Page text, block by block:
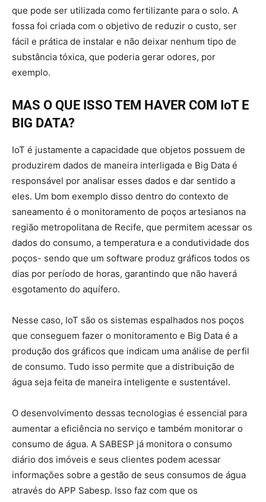
que pode ser utilizada como fertilizante para o solo. A
fossa foi criada com o objetivo de reduzir o custo, ser
fácil e prática de instalar e não deixar nenhum tipo de
substância tóxica, que poderia gerar odores, por
exemplo.
MAS O QUE ISSO TEM HAVER COM IoT E
BIG DATA?
IoT é justamente a capacidade que objetos possuem de
produzirem dados de maneira interligada e Big Data é
responsável por analisar esses dados e dar sentido a
eles. Um bom exemplo disso dentro do contexto de
saneamento é o monitoramento de poços artesianos na
região metropolitana de Recife, que permitem acessar os
dados do consumo, a temperatura e a condutividade dos
poços- sendo que um software produz gráficos todos os
dias por período de horas, garantindo que não haverá
esgotamento do aquífero.
Nesse caso, IoT são os sistemas espalhados nos poços
que conseguem fazer o monitoramento e Big Data é a
produção dos gráficos que indicam uma análise de perfil
de consumo. Tudo isso permite que a distribuição de
água seja feita de maneira inteligente e sustentável.
O desenvolvimento dessas tecnologias é essencial para
aumentar a eficiência no serviço e também monitorar o
consumo de água. A SABESP já monitora o consumo
diário dos imóveis e seus clientes podem acessar
informações sobre a gestão de seus consumos de água
através do APP Sabesp. Isso faz com que os